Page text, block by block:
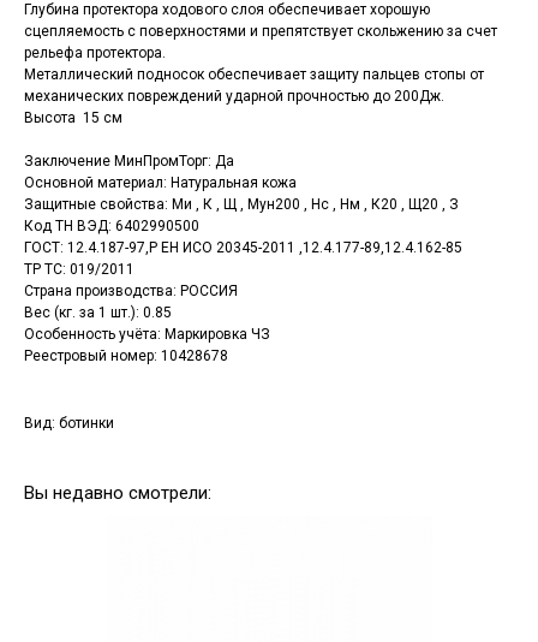
Глубина протектора ходового слоя обеспечивает хорошую
сцепляемость с поверхностями и препятствует скольжению за счет
рельефа протектора.
Металлический подносок обеспечивает защиту пальцев стопы от
механических повреждений ударной прочностью до 200Дж.
Высота 15 см
Заключение МинПромТорг: Да
Оcновной материал: Натуральная кожа
Защитные свойства: Ми , К , Щ , Мун200 , Нс , Нм , К20 , Щ20 , З
Код ТН ВЭД: 6402990500
ГОСТ: 12.4.187-97,Р ЕН ИСО 20345-2011 ,12.4.177-89,12.4.162-85
ТР ТС: 019/2011
Страна производства: РОССИЯ
Вес (кг. за 1 шт.): 0.85
Особенность учёта: Маркировка ЧЗ
Реестровый номер: 10428678
Вид: ботинки
Вы недавно смотрели: